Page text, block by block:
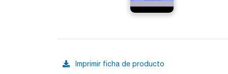
Imprimir ficha de producto